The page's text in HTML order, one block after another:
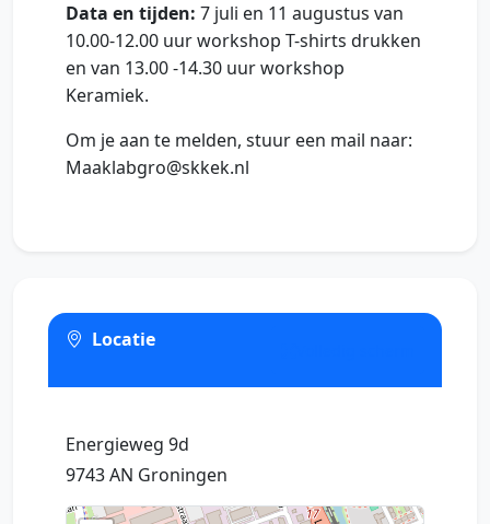
Data en tijden: 7 juli en 11 augustus van
10.00-12.00 uur workshop T-shirts drukken
en van 13.00 -14.30 uur workshop
Keramiek.
Om je aan te melden, stuur een mail naar:
Maaklabgro@skkek.nl
Locatie
Energieweg 9d
9743 AN Groningen